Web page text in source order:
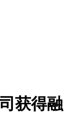
获得融